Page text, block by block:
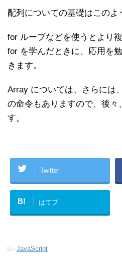
配列についての基礎はこのよ
for ループなどを使うとより
for を学んだときに、応用を
きます。
Array については、さらには
の命令もありますので、後々
す。
Twitter
B! はてブ
-JavaScript